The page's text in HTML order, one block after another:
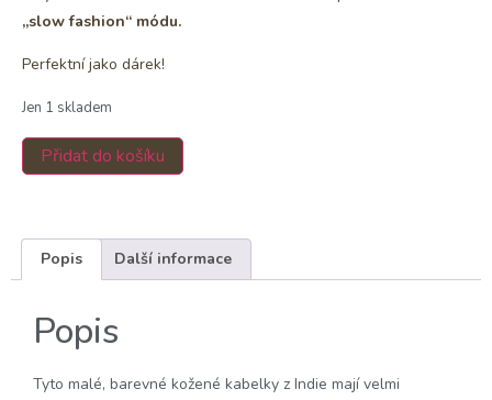
„slow fashion“ módu.
Perfektní jako dárek!
Jen 1 skladem
Přidat do košíku
Popis Další informace
Popis
Tyto malé, barevné kožené kabelky z Indie mají velmi